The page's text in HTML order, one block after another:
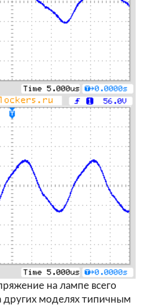
на лампе всего
других моделях типичным